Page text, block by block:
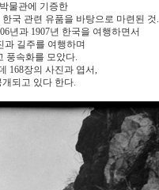
물관에 기증한
국 관련 유품을 바탕으로 마련된 것.
년과 1907년 한국을 여행하면서
과 길주를 여행하며
풍속화를 모았다.
168장의 사진과 엽서,
되고 있다 한다.